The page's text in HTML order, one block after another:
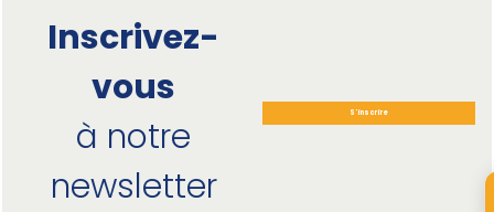
Inscrivez-
vous
à notre
newsletter
S'inscrire